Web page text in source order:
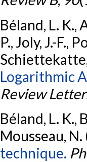
Béland, L. K.,
P., Joly, J.-F.,
Logarithmic
Review
Béland, L. K.,
Mousseau,
technique.